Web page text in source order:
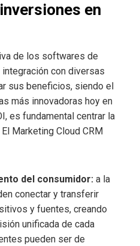
en
de los softwares de
con diversas
sus beneficios, siendo el
más innovadoras hoy en
es fundamental centrar la
Marketing Cloud CRM
del consumidor: a la
conectar y transferir
y fuentes, creando
unificada de cada
pueden ser de